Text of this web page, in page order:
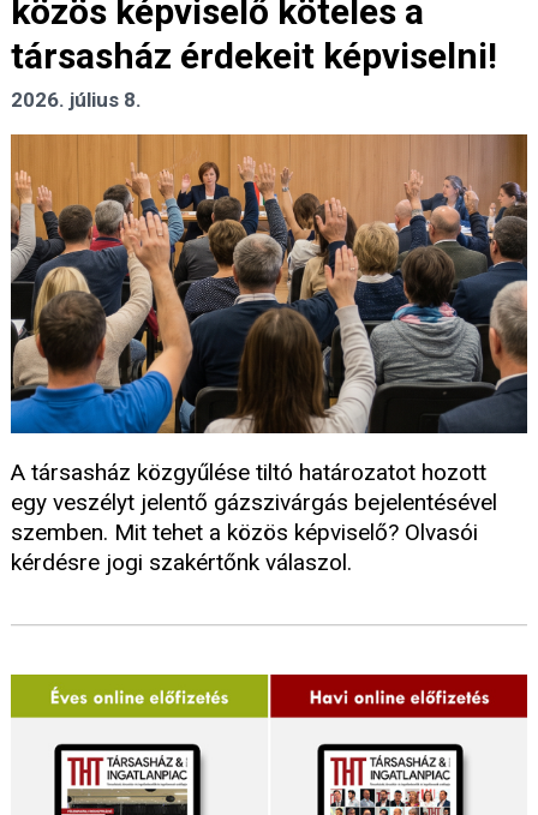
közös képviselő köteles a
társasház érdekeit képviselni!
2026. július 8.
A társasház közgyűlése tiltó határozatot hozott
egy veszélyt jelentő gázszivárgás bejelentésével
szemben. Mit tehet a közös képviselő? Olvasói
kérdésre jogi szakértőnk válaszol.